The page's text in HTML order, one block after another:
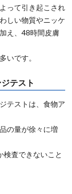
って引き起こされ
しい物質やニッケ
え、48時間皮膚
いです。
テスト
テストは、食物ア
の量が徐々に増
検査できないこと